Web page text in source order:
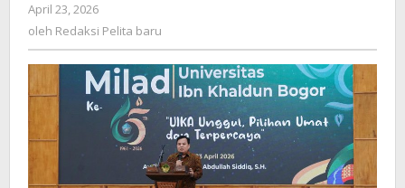
April 23, 2026
Redaksi
baru
oleh Redaksi Pelita baru